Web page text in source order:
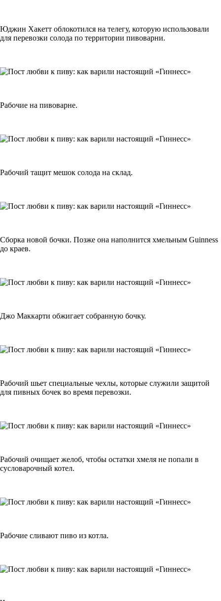
Юджин Хакетт облокотился на телегу, которую использовали
для перевозки солода по территории пивоварни.
Рабочие на пивоварне.
Рабочий тащит мешок солода на склад.
Сборка новой бочки. Позже она наполнится хмельным Guinness
до краев.
Джо Маккарти обжигает собранную бочку.
Рабочий шьет специальные чехлы, которые служили защитой
для пивных бочек во время перевозки.
Рабочий очищает желоб, чтобы остатки хмеля не попали в
сусловарочный котел.
Рабочие сливают пиво из котла.